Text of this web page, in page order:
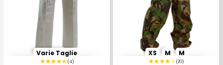
(4)
Varie Taglie
(20)
XS M M